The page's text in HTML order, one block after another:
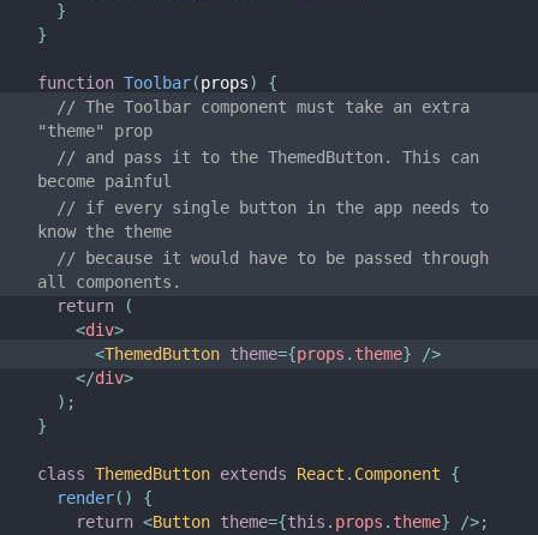
}
}
function Toolbar(props)
{
// The Toolbar component must take an extra
"theme" prop
// and pass it to the ThemedButton. This can
become painful
// if every single button in the app needs to
know the theme
// because it would have to be passed through
all components.
return
(
<div>
<ThemedButton theme={props . theme}
/>
</div>
) ;
}
class ThemedButton extends React . Component
{
render( )
{
return <Button theme={this . props . theme} />;
API THAM KHẢO
React.Component
ReactDOM
ReactDOMServer
DOM Elements
SyntheticEvent
Test Utilities
Test Renderer
Môi trường JS yêu cầu
Bảng Chú Giải
HOOKS
1. Giới thiệu Hooks
2. Cái nhìn đầu tiên về Hooks